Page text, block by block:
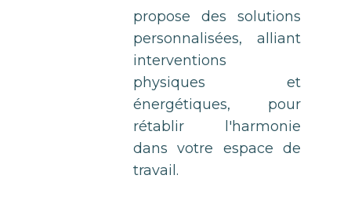
propose des solutions
personnalisées, alliant
interventions
physiques et
énergétiques, pour
rétablir l'harmonie
dans votre espace de
travail.